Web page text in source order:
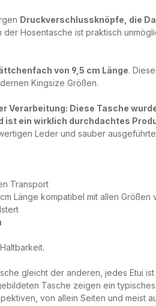
Druckverschlussknöpfe, die
der Hosentasche ist praktisch
von 9,5 cm Länge.
Kingsize Größen.
Verarbeitung: Diese Tasche
ein wirklich durchdachtes
Leder und sauber
Transport
Länge kompatibel mit allen
gleicht der anderen, jedes Etui
Tasche zeigen ein
von allein Seiten und meist